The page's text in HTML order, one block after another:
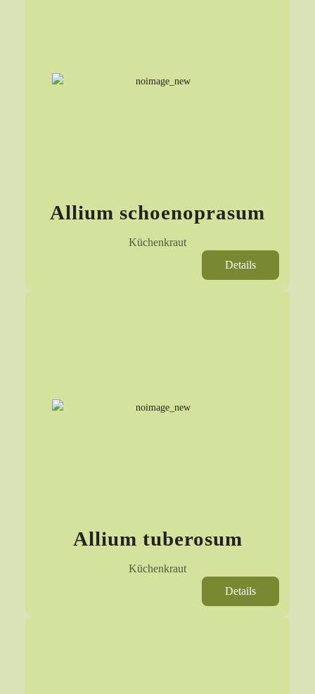
Allium schoenoprasum
Küchenkraut
Details
Allium tuberosum
Küchenkraut
Details